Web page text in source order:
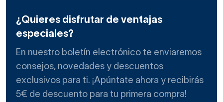
¿Quieres disfrutar de ventajas
especiales?
En nuestro boletín electrónico te enviaremos
consejos, novedades y descuentos
exclusivos para ti. ¡Apúntate ahora y recibirás
5€ de descuento para tu primera compra!